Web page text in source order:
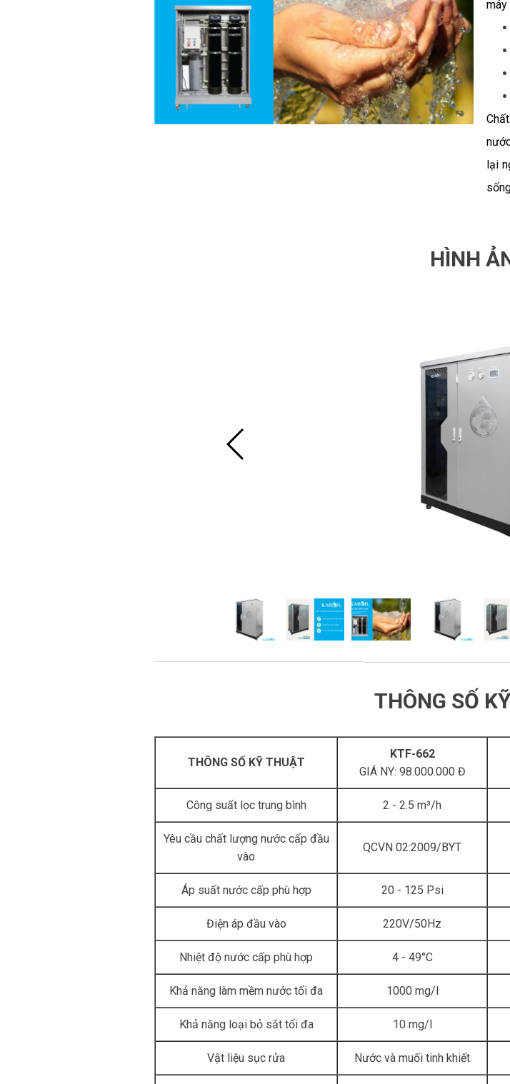
máy
lại
HÌNH
THÔNG SỐ
THÔNG SỐ KỸ THUẬT
KTF-662
GIÁ NY: 98.000.000 Đ
Công suất lọc trung bình 2 - 2.5 m³/h
Yêu cầu chất lượng nước cấp đầu
vào
QCVN 02:2009/BYT
Áp suất nước cấp phù hợp 20 - 125 Psi
Điện áp đầu vào 220V/50Hz
Nhiệt độ nước cấp phù hợp 4 - 49°C
Khả năng làm mềm nước tối đa 1000 mg/l
Khả năng loại bỏ sắt tối đa 10 mg/l
Vật liệu sục rửa Nước và muối tinh khiết